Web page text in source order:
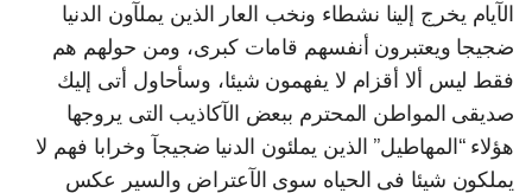
الآيام يخرج إلينا نشطاء ونخب العار الذين يملآون الدنيا
ضجيجا ويعتبرون أنفسهم قامات كبرى، ومن حولهم هم
فقط ليس ألا أقزام لا يفهمون شيئا، وسأحاول أتى إليك
صديقى المواطن المحترم ببعض الآكاذيب التى يروجها
هؤلاء “المهاطيل” الذين يملئون الدنيا ضجيجآ وخرابا فهم لا
يملكون شيئا فى الحياه سوى الآعتراض والسير عكس